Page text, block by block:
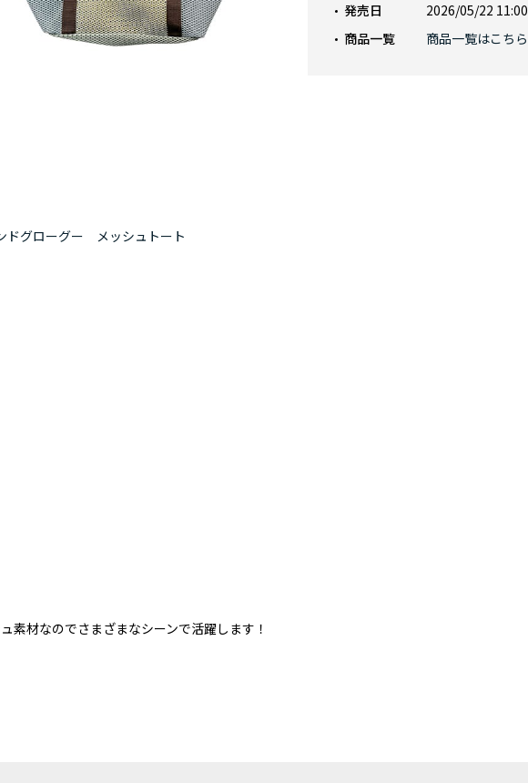
ドグローグー メッシュトート
発売日
2026/05/22 11:00
商品一覧
商品一覧はこちら
素材なのでさまざまなシーンで活躍します！